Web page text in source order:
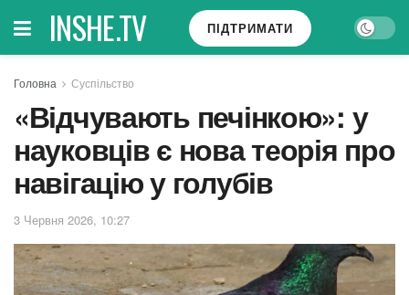
INSHE.TV ПІДТРИМАТИ
Головна Суспільство
«Відчувають печінкою»: у
науковців є нова теорія про
навігацію у голубів
3 Червня 2026, 10:27